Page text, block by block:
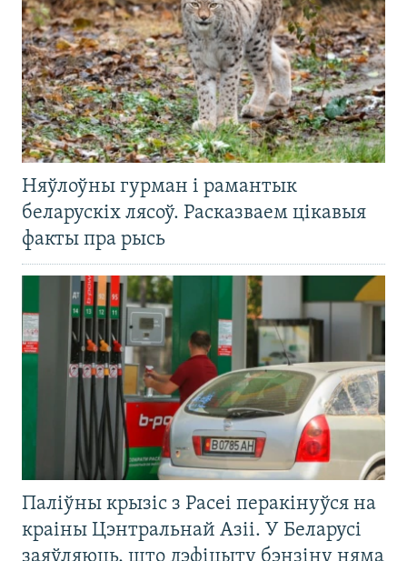
Няўлоўны гурман і рамантык
беларускіх лясоў. Расказваем цікавыя
факты пра рысь
Паліўны крызіс з Расеі перакінуўся на
краіны Цэнтральнай Азіі. У Беларусі
заяўляюць, што дэфіцыту бэнзіну няма